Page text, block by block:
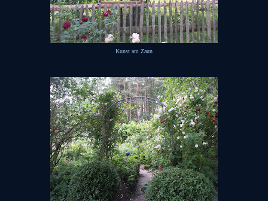
Kunst am Zaun